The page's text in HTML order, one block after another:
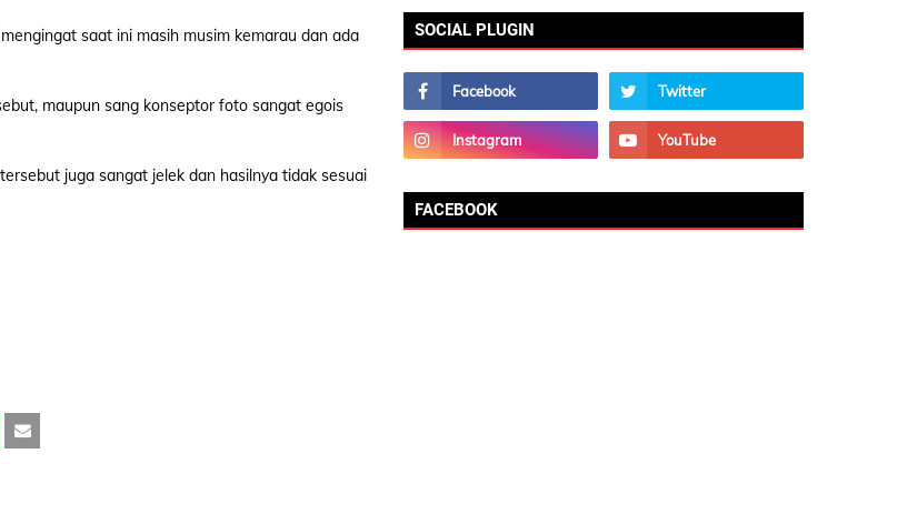
saat ini masih musim kemarau dan ada
maupun sang konseptor foto sangat egois
juga sangat jelek dan hasilnya tidak sesuai
SOCIAL PLUGIN
FACEBOOK